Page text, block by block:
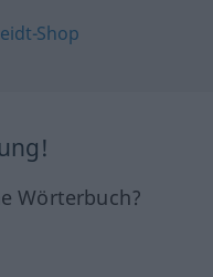
Wörterbuch?